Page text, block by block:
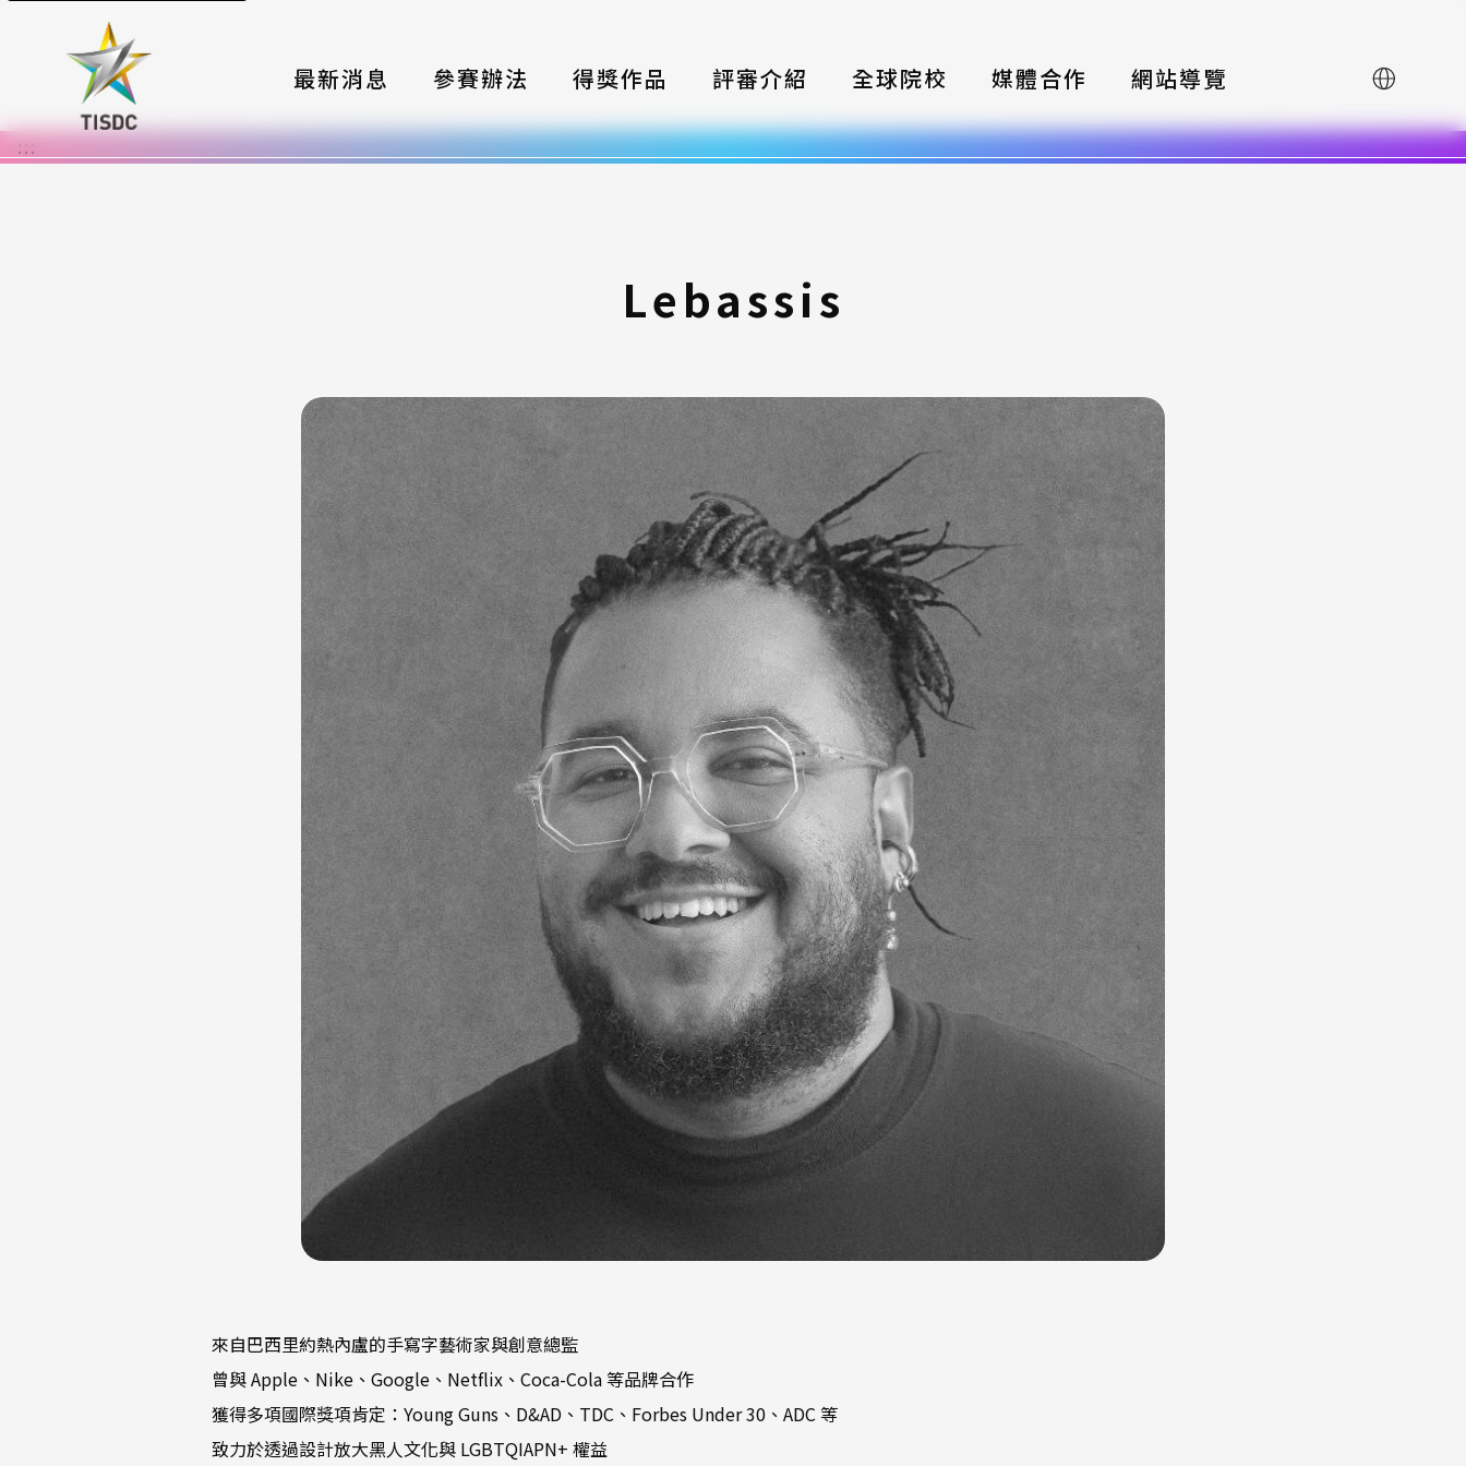
最新消息 參賽辦法
大賽組織
簡章與年鑑
常見問題
得獎作品 評審介紹 全球院校 媒體合作 網站導覽 English
:::
Lebassis
來自巴西里約熱內盧的手寫字藝術家與創意總監
曾與 Apple、Nike、Google、Netflix、Coca-Cola 等品牌合作
獲得多項國際獎項肯定：Young Guns、D&AD、TDC、Forbes Under 30、ADC 等
致力於透過設計放大黑人文化與 LGBTQIAPN+ 權益